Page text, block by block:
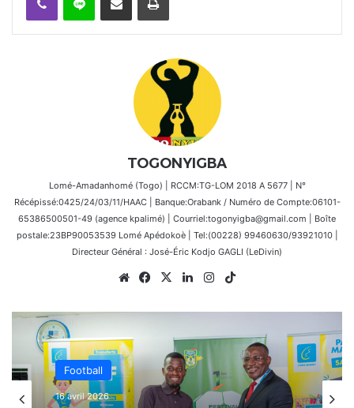
TOGONYIGBA
Lomé-Amadanhomé (Togo) | RCCM:TG-LOM 2018 A 5677 | N°
Récépissé:0425/24/03/11/HAAC | Banque:Orabank / Numéro de Compte:06101-
65386500501-49 (agence kpalimé) | Courriel:togonyigba@gmail.com | Boîte
postale:23BP90053539 Lomé Apédokoè | Tel:(00228) 99460630/93921010 |
Directeur Général : José-Éric Kodjo GAGLI (LeDivin)
WebsiteFacebook
X LinkedinInstagram
Football
16 avril 2026